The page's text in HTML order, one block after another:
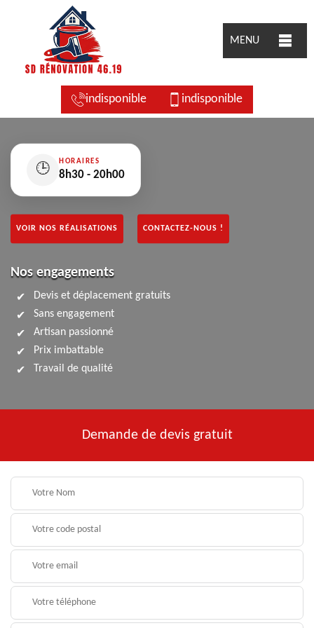
MENU
indisponible indisponible
🕒
HORAIRES
8h30 - 20h00
VOIR NOS RÉALISATIONS CONTACTEZ-NOUS !
Nos engagements
Devis et déplacement gratuits
Sans engagement
Artisan passionné
Prix imbattable
Travail de qualité
Demande de devis gratuit